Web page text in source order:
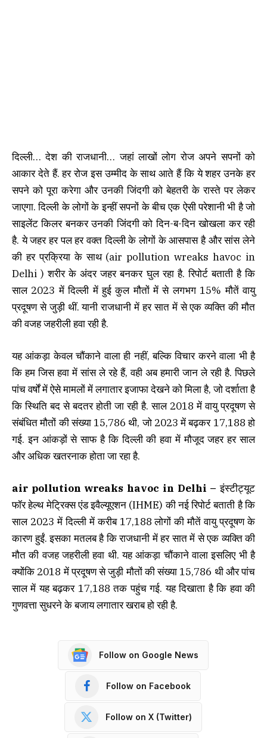
दिल्ली… देश की राजधानी… जहां लाखों लोग रोज अपने सपनों को
आकार देते हैं. हर रोज इस उम्मीद के साथ आते हैं कि ये शहर उनके हर
सपने को पूरा करेगा और उनकी जिंदगी को बेहतरी के रास्ते पर लेकर
जाएगा. दिल्ली के लोगों के इन्हीं सपनों के बीच एक ऐसी परेशानी भी है जो
साइलेंट किलर बनकर उनकी जिंदगी को दिन-ब-दिन खोखला कर रही
है. ये जहर हर पल हर वक्त दिल्ली के लोगों के आसपास है और सांस लेने
की हर प्रक्रिया के साथ (air pollution wreaks havoc in
Delhi ) शरीर के अंदर जहर बनकर घुल रहा है. रिपोर्ट बताती है कि
साल 2023 में दिल्ली में हुई कुल मौतों में से लगभग 15% मौतें वायु
प्रदूषण से जुड़ी थीं. यानी राजधानी में हर सात में से एक व्यक्ति की मौत
की वजह जहरीली हवा रही है.
यह आंकड़ा केवल चौंकाने वाला ही नहीं, बल्कि विचार करने वाला भी है
कि हम जिस हवा में सांस ले रहे हैं, वही अब हमारी जान ले रही है. पिछले
पांच वर्षों में ऐसे मामलों में लगातार इजाफा देखने को मिला है, जो दर्शाता है
कि स्थिति बद से बदतर होती जा रही है. साल 2018 में वायु प्रदूषण से
संबंधित मौतों की संख्या 15,786 थी, जो 2023 में बढ़कर 17,188 हो
गई. इन आंकड़ों से साफ है कि दिल्ली की हवा में मौजूद जहर हर साल
और अधिक खतरनाक होता जा रहा है.
air pollution wreaks havoc in Delhi – इंस्टीट्यूट
फॉर हेल्थ मेट्रिक्स एंड इवैल्यूएशन (IHME) की नई रिपोर्ट बताती है कि
साल 2023 में दिल्ली में करीब 17,188 लोगों की मौतें वायु प्रदूषण के
कारण हुईं. इसका मतलब है कि राजधानी में हर सात में से एक व्यक्ति की
मौत की वजह जहरीली हवा थी. यह आंकड़ा चौंकाने वाला इसलिए भी है
क्योंकि 2018 में प्रदूषण से जुड़ी मौतों की संख्या 15,786 थी और पांच
साल में यह बढ़कर 17,188 तक पहुंच गई. यह दिखाता है कि हवा की
गुणवत्ता सुधरने के बजाय लगातार खराब हो रही है.
Follow on Google News
Follow on Facebook
Follow on X (Twitter)